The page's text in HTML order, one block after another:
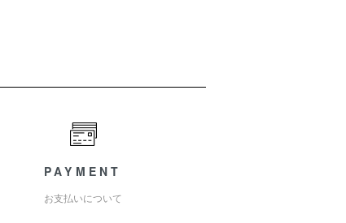
PAYMENT
お支払いについて